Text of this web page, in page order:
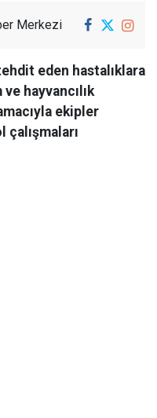
Merkezi
tehdit eden hastalıklara
ve hayvancılık
ekipler